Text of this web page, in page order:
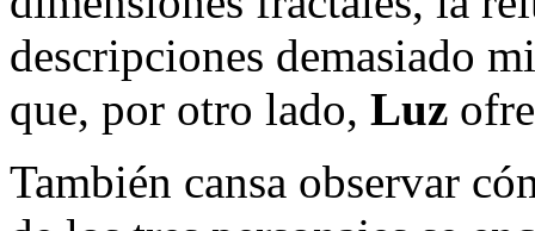
descripciones demasiado
que, por otro lado, Luz
También cansa observar